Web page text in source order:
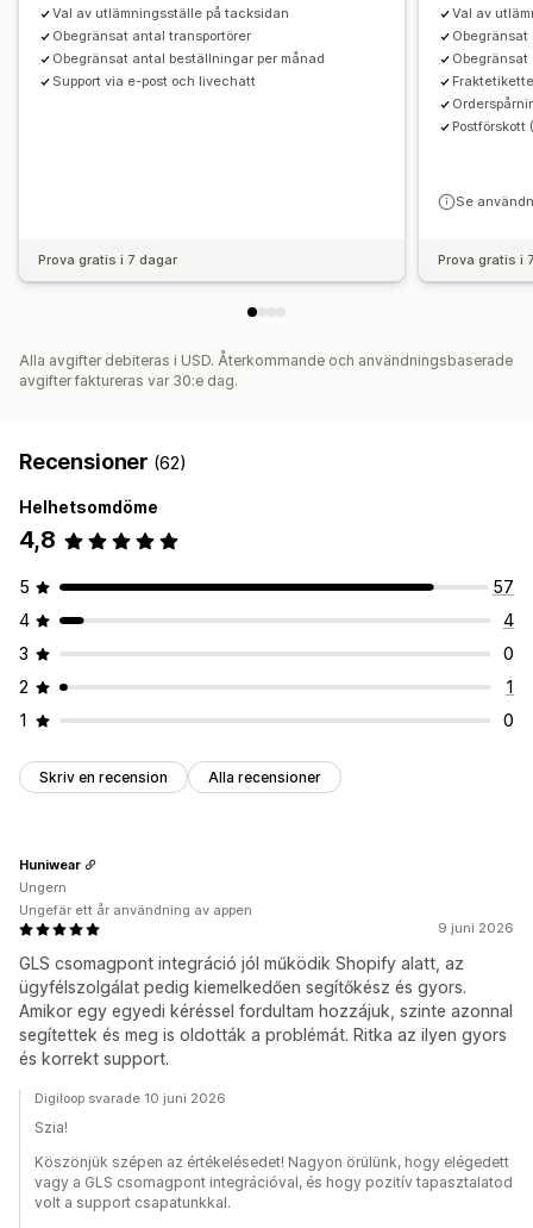
Val av utlämningsställe på tacksidan
Obegränsat antal transportörer
Obegränsat antal beställningar per månad
Support via e-post och livechatt
Prova gratis i 7 dagar
Val av
Postförskott
Se
Prova gratis i
Alla avgifter debiteras i USD. Återkommande och användningsbaserade
avgifter faktureras var 30:e dag.
Recensioner (62)
Helhetsomdöme
4,8
5
57
4
4
3
0
2
1
1
0
Skriv en recension Alla recensioner
9 juni 2026
GLS csomagpont integráció jól működik Shopify alatt, az
ügyfélszolgálat pedig kiemelkedően segítőkész és gyors.
Amikor egy egyedi kéréssel fordultam hozzájuk, szinte azonnal
segítettek és meg is oldották a problémát. Ritka az ilyen gyors
és korrekt support.
Huniwear
Ungern
Ungefär ett år användning av appen
Digiloop svarade 10 juni 2026
Szia!
Köszönjük szépen az értékelésedet! Nagyon örülünk, hogy elégedett
vagy a GLS csomagpont integrációval, és hogy pozitív tapasztalatod
volt a support csapatunkkal.